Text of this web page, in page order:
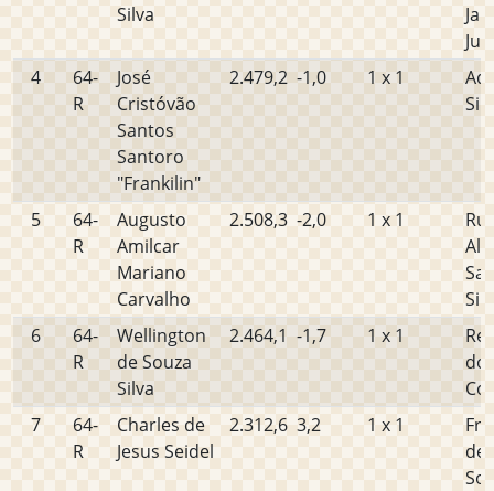
Silva
4
64-
R
José
Cristóvão
Santos
Santoro
"Frankilin"
2.479,2 -1,0 1 x 1
5
64-
R
Augusto
Amilcar
Mariano
Carvalho
2.508,3 -2,0 1 x 1
6
64-
R
Wellington
de Souza
Silva
2.464,1 -1,7 1 x 1
7
64-
R
Charles de
Jesus Seidel
2.312,6 3,2 1 x 1
de